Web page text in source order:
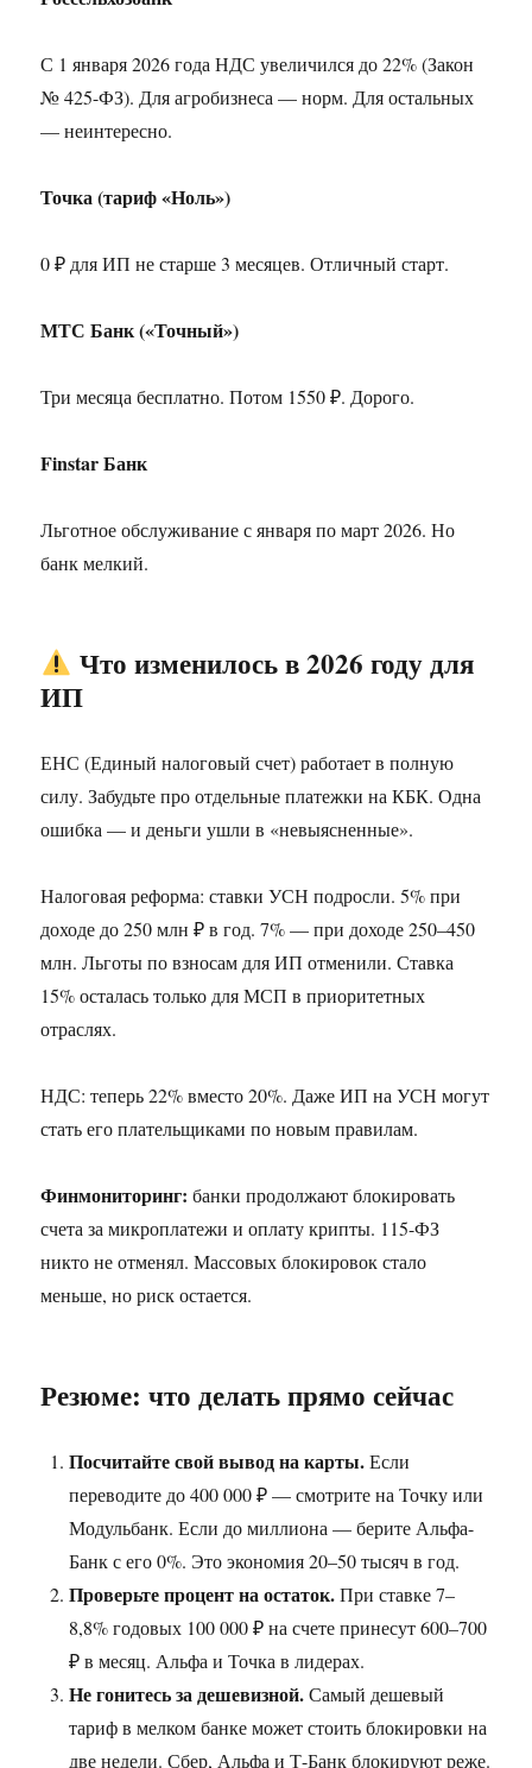
С 1 января 2026 года НДС увеличился до 22% (Закон
№ 425-ФЗ). Для агробизнеса — норм. Для остальных
— неинтересно.
Точка (тариф «Ноль»)
0 ₽ для ИП не старше 3 месяцев. Отличный старт.
МТС Банк («Точный»)
Три месяца бесплатно. Потом 1550 ₽. Дорого.
Finstar Банк
Льготное обслуживание с января по март 2026. Но
банк мелкий.
Что изменилось в 2026 году для
ИП
ЕНС (Единый налоговый счет) работает в полную
силу. Забудьте про отдельные платежки на КБК. Одна
ошибка — и деньги ушли в «невыясненные».
Налоговая реформа: ставки УСН подросли. 5% при
доходе до 250 млн ₽ в год. 7% — при доходе 250–450
млн. Льготы по взносам для ИП отменили. Ставка
15% осталась только для МСП в приоритетных
отраслях.
НДС: теперь 22% вместо 20%. Даже ИП на УСН могут
стать его плательщиками по новым правилам.
Финмониторинг: банки продолжают блокировать
счета за микроплатежи и оплату крипты. 115-ФЗ
никто не отменял. Массовых блокировок стало
меньше, но риск остается.
Резюме: что делать прямо сейчас
Посчитайте свой вывод на карты.Если
переводите до 400 000 ₽ — смотрите на Точку или
Модульбанк. Если до миллиона — берите Альфа-
Банк с его 0%. Это экономия 20–50 тысяч в год.
Проверьте процент на остаток.При ставке 7–
8,8% годовых 100 000 ₽ на счете принесут 600–700
₽ в месяц. Альфа и Точка в лидерах.
Не гонитесь за дешевизной.Самый дешевый
тариф в мелком банке может стоить блокировки на
две недели. Сбер, Альфа и Т-Банк блокируют реже.